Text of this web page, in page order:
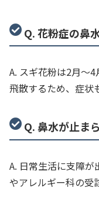
Q. 花粉症の鼻
A. スギ花粉は2月〜
飛散するため、症状
Q. 鼻水が止ま
A. 日常生活に支障
やアレルギー科の受